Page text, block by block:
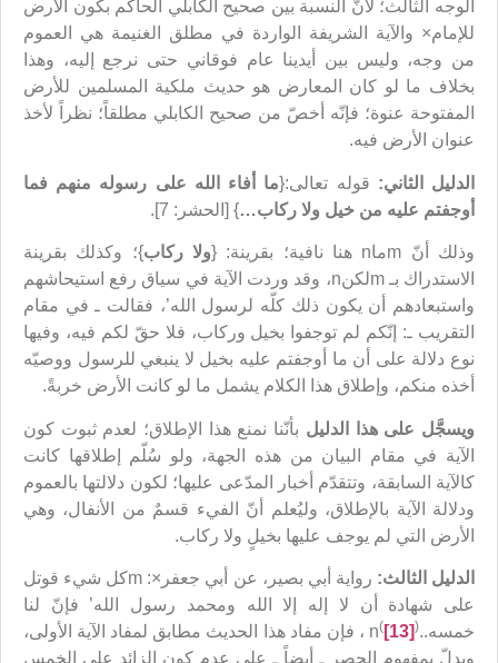
الوجه الثالث؛ لأنّ النسبة بين صحيح الكابلي الحاكم بكون الأرض
للإمام× والآية الشريفة الواردة في مطلق الغنيمة هي العموم
من وجه، وليس بين أيدينا عام فوقاني حتى نرجع إليه، وهذا
بخلاف ما لو كان المعارض هو حديث ملكية المسلمين للأرض
المفتوحة عنوة؛ فإنّه أخصّ من صحيح الكابلي مطلقاً؛ نظراً لأخذ
عنوان الأرض فيه.
الدليل الثاني: قوله تعالى:{ما أفاء الله على رسوله منهم فما
أوجفتم عليه من خيل ولا ركاب…} [الحشر: 7].
وذلك أنّ mماn هنا نافية؛ بقرينة: { ولا ركاب}؛ وكذلك بقرينة
الاستدراك بـ mلكنn، وقد وردت الآية في سياق رفع استيحاشهم
واستبعادهم أن يكون ذلك كلّه لرسول الله’، فقالت ـ في مقام
التقريب ـ: إنّكم لم توجفوا بخيل وركاب، فلا حقّ لكم فيه، وفيها
نوع دلالة على أن ما أوجفتم عليه بخيل لا ينبغي للرسول ووصيّه
أخذه منكم، وإطلاق هذا الكلام يشمل ما لو كانت الأرض خربةً.
ويسجَّل على هذا الدليل بأنّنا نمنع هذا الإطلاق؛ لعدم ثبوت كون
الآية في مقام البيان من هذه الجهة، ولو سُلّم إطلاقها كانت
كالآية السابقة، وتتقدّم أخبار المدّعى عليها؛ لكون دلالتها بالعموم
ودلالة الآية بالإطلاق، وليُعلم أنّ الفيء قسمٌ من الأنفال، وهي
الأرض التي لم يوجف عليها بخيلٍ ولا ركاب.
الدليل الثالث:
رواية أبي بصير، عن أبي جعفر×: mكل شيء قوتل
على شهادة أن لا إله إلا الله ومحمد رسول الله’ فإنّ لنا
خمسه..n
( [13])
، فإن مفاد هذا الحديث مطابق لمفاد الآية الأولى،
ويدلّ بمفهوم الحصر ـ أيضاً ـ على عدم كون الزائد على الخمس